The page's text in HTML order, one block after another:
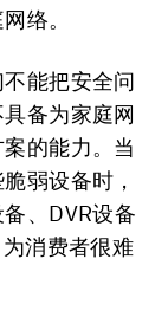
络。
能把安全问
备为家庭网
的能力。当
弱设备时，
、DVR设备
消费者很难